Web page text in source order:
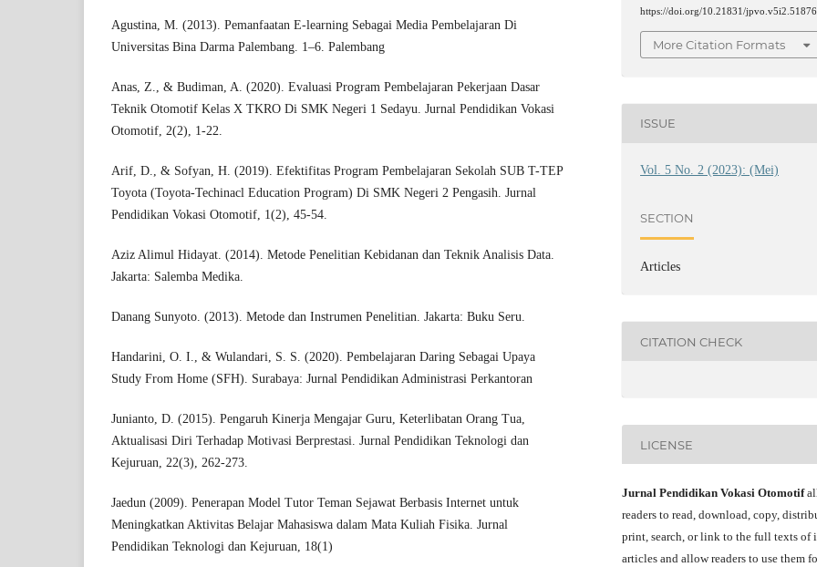
Agustina, M. (2013). Pemanfaatan E-learning Sebagai Media Pembelajaran Di
Universitas Bina Darma Palembang. 1–6. Palembang
Anas, Z., & Budiman, A. (2020). Evaluasi Program Pembelajaran Pekerjaan Dasar
Teknik Otomotif Kelas X TKRO Di SMK Negeri 1 Sedayu. Jurnal Pendidikan Vokasi
Otomotif, 2(2), 1-22.
Arif, D., & Sofyan, H. (2019). Efektifitas Program Pembelajaran Sekolah SUB T-TEP
Toyota (Toyota-Techinacl Education Program) Di SMK Negeri 2 Pengasih. Jurnal
Pendidikan Vokasi Otomotif, 1(2), 45-54.
Aziz Alimul Hidayat. (2014). Metode Penelitian Kebidanan dan Teknik Analisis Data.
Jakarta: Salemba Medika.
Danang Sunyoto. (2013). Metode dan Instrumen Penelitian. Jakarta: Buku Seru.
Handarini, O. I., & Wulandari, S. S. (2020). Pembelajaran Daring Sebagai Upaya
Study From Home (SFH). Surabaya: Jurnal Pendidikan Administrasi Perkantoran
Junianto, D. (2015). Pengaruh Kinerja Mengajar Guru, Keterlibatan Orang Tua,
Aktualisasi Diri Terhadap Motivasi Berprestasi. Jurnal Pendidikan Teknologi dan
Kejuruan, 22(3), 262-273.
Jaedun (2009). Penerapan Model Tutor Teman Sejawat Berbasis Internet untuk
Meningkatkan Aktivitas Belajar Mahasiswa dalam Mata Kuliah Fisika. Jurnal
Pendidikan Teknologi dan Kejuruan, 18(1)
https://doi.org/10.21831/jpvo.v5i2.51876
More Citation Formats
ISSUE
Vol. 5 No. 2 (2023): (Mei)
SECTION
Articles
CITATION CHECK
LICENSE
Jurnal Pendidikan Vokasi Otomotif
readers to read, download, copy,
print, search, or link to the full texts of
articles and allow readers to use them